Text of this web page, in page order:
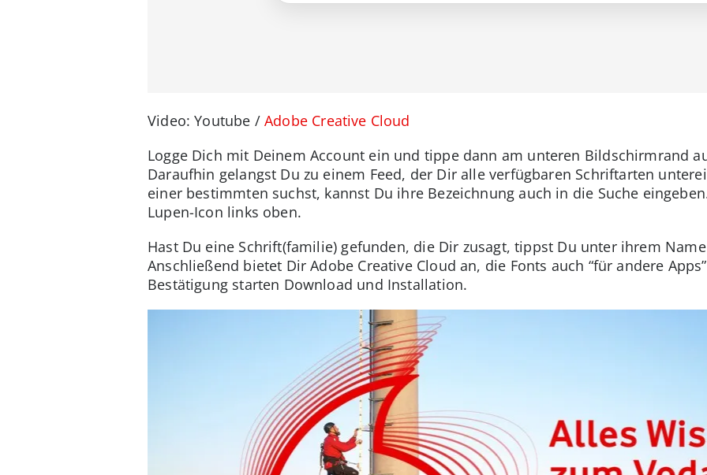
Video: Youtube /Adobe Creative Cloud
Logge Dich mit Deinem Account ein und tippe dann am unteren Bildschirmrand
Daraufhin gelangst Du zu einem Feed, der Dir alle verfügbaren Schriftarten
einer bestimmten suchst, kannst Du ihre Bezeichnung auch in die Suche
Lupen-Icon links oben.
Hast Du eine Schrift(familie) gefunden, die Dir zusagt, tippst Du unter ihrem
Anschließend bietet Dir Adobe Creative Cloud an, die Fonts auch “für andere
Bestätigung starten Download und Installation.